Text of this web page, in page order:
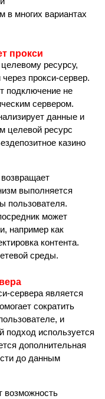
в многих вариантах
прокси
ресурсу,
прокси-сервер.
подключение не
сервером.
данные и
целевой ресурс
казино
выполняется
пользователя.
может
например как
контента.
среды.
сервера является
сократить
и
подход используется
дополнительная
до данным
возможность